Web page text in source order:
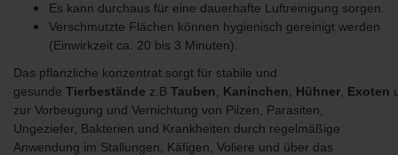
Es kann durchaus für eine dauerhafte Luftreinigung sorgen.
Verschmutzte Flächen können hygienisch gereinigt werden
(Einwirkzeit ca. 20 bis 3 Minuten).
Das pflanzliche konzentrat sorgt für stabile und
gesunde Tierbestände z.B Tauben Kaninchen Hühner Exoten
zur Vorbeugung und Vernichtung von Pilzen, Parasiten,
Ungeziefer, Bakterien und Krankheiten durch regelmäßige
Anwendung im Stallungen, Käfigen, Voliere und über das